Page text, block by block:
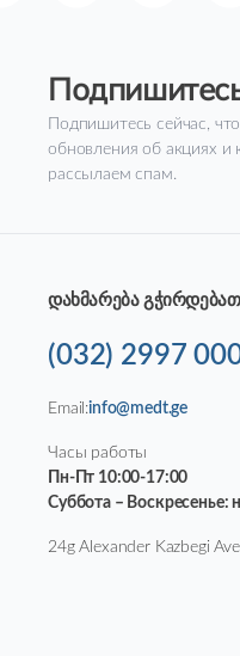
Подпишитесь сейчас,
обновления об акциях и
рассылаем спам.
დახმარება
(032) 2997
Email:info@medt.ge
Часы работы
Пн-Пт 10:00-17:00
Суббота – Воскресенье:
24g Alexander Kazbegi